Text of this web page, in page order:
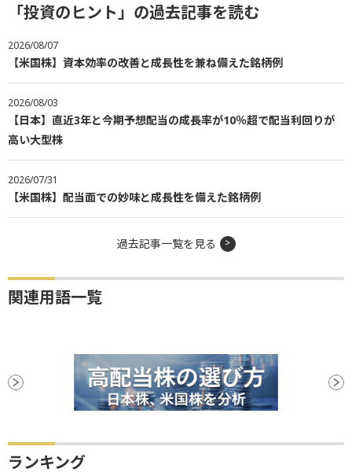
「投資のヒント」の過去記事を読む
2026/08/07
【米国株】資本効率の改善と成長性を兼ね備えた銘柄例
2026/08/03
【日本】直近3年と今期予想配当の成長率が10％超で配当利回りが
高い大型株
2026/07/31
【米国株】配当面での妙味と成長性を備えた銘柄例
過去記事一覧を見る
関連用語一覧
ランキング